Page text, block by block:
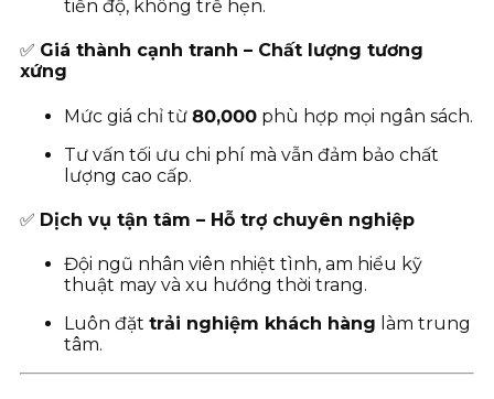
tiến độ, không trễ hẹn.
✅ Giá thành cạnh tranh – Chất lượng tương
xứng
Mức giá chỉ từ 80,000 phù hợp mọi ngân sách.
Tư vấn tối ưu chi phí mà vẫn đảm bảo chất
lượng cao cấp.
✅ Dịch vụ tận tâm – Hỗ trợ chuyên nghiệp
Đội ngũ nhân viên nhiệt tình, am hiểu kỹ
thuật may và xu hướng thời trang.
Luôn đặt trải nghiệm khách hàng làm trung
tâm.